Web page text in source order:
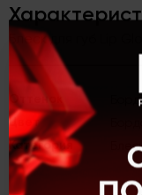
Блеск для губ Lip
Оттенок
Цвет
Категория